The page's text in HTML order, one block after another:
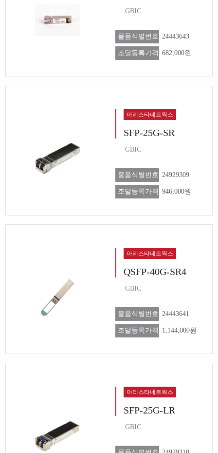
GBIC
물품식별번호 24443643
조달등록가격 682,000원
아리스타네트웍스
SFP-25G-SR
GBIC
물품식별번호 24929309
조달등록가격 946,000원
아리스타네트웍스
QSFP-40G-SR4
GBIC
물품식별번호 24443641
조달등록가격 1,144,000원
아리스타네트웍스
SFP-25G-LR
GBIC